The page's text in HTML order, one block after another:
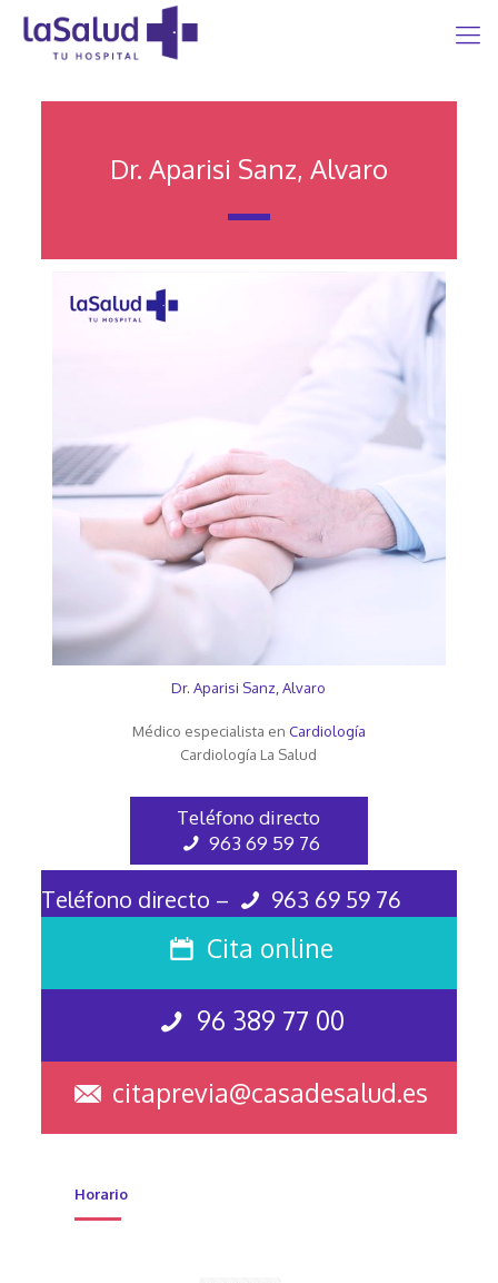
Dr. Aparisi Sanz, Alvaro
Dr. Aparisi Sanz, Alvaro
Médico especialista en Cardiología
Cardiología La Salud
Teléfono directo
963 69 59 76
Teléfono directo – 963 69 59 76
Cita online
96 389 77 00
citaprevia@casadesalud.es
Horario